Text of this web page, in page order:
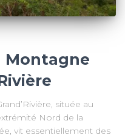
Montagne
située au
Nord de la
vit essentiellement des